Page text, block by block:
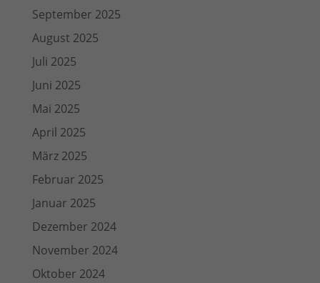
September 2025
August 2025
Juli 2025
Juni 2025
Mai 2025
April 2025
März 2025
Februar 2025
Januar 2025
Dezember 2024
November 2024
Oktober 2024